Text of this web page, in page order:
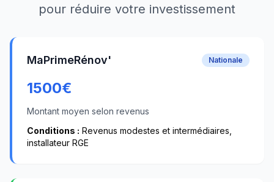
pour réduire votre investissement
MaPrimeRénov' Nationale
1500€
Montant moyen selon revenus
Conditions : Revenus modestes et intermédiaires,
installateur RGE